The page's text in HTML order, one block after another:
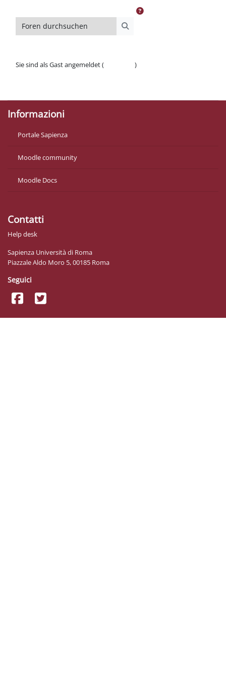
Foren durchsuchen
Sie sind als Gast angemeldet (
)
Informazioni
Portale Sapienza
Moodle community
Moodle Docs
Contatti
Help desk
Sapienza Università di Roma
Piazzale Aldo Moro 5, 00185 Roma
Seguici